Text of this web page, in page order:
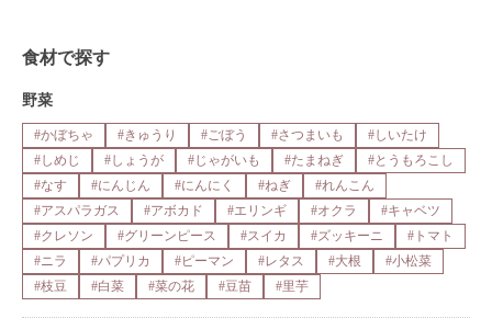
食材で探す
野菜
#かぼちゃ #きゅうり #ごぼう #さつまいも
#しいたけ
#しめじ
#しょうが #じゃがいも #たまねぎ
#とうもろこし
#なす
#にんじん #にんにく #ねぎ
#れんこん
#アスパラガス
#アボカド #エリンギ #オクラ
#キャベツ
#クレソン
#グリーンピース #スイカ #ズッキーニ
#トマト
#ニラ
#パプリカ #ピーマン #レタス #大根
#小松菜
#枝豆
#白菜 #菜の花 #豆苗 #里芋